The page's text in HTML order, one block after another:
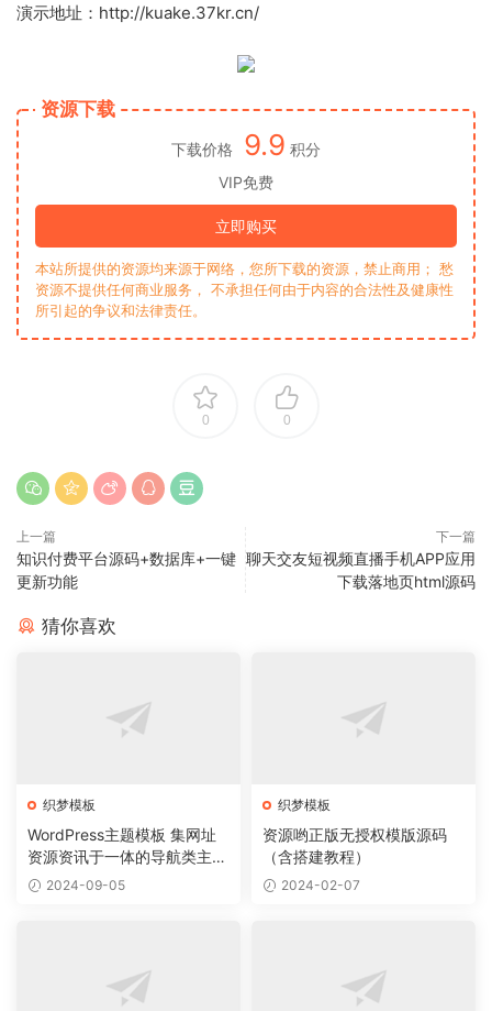
演示地址：http://kuake.37kr.cn/
资源下载
下载价格 9.9 积分
VIP免费
立即购买
本站所提供的资源均来源于网络，您所下载的资源，禁止商用； 愁
资源不提供任何商业服务， 不承担任何由于内容的合法性及健康性
所引起的争议和法律责任。
0 0
上一篇
知识付费平台源码+数据库+一键
更新功能
下一篇
聊天交友短视频直播手机APP应用
下载落地页html源码
猜你喜欢
织梦模板
WordPress主题模板 集网址
资源资讯于一体的导航类主题
导航主题垂直行业模板
2024-09-05
织梦模板
资源哟正版无授权模版源码
（含搭建教程）
2024-02-07